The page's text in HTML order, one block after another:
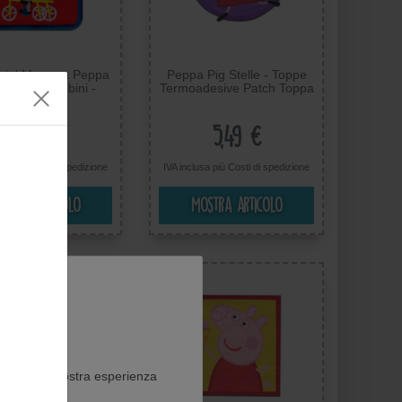
Mercera Peppa
Bambini -
Patch
6,5 x 5,4 cm
Costi di spedizione
articolo
Peppa Pig Stelle - Toppe
Termoadesive Patch Toppa
5,49 €
IVA inclusa più Costi di spedizione
Mostra articolo
e la vostra esperienza